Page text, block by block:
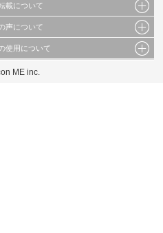
載について
、イラスト、画像データ等）及びこれらの配
複製などの二次利用を行うことは固く禁じて
声について
スの利用者が提出された見解・感想です。
だいた上でご覧ください。
使用について
ーに合わせたコンテンツや広告の表示、ソー
ME inc.